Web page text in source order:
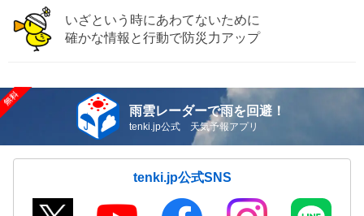
いざという時にあわてないために
確かな情報と行動で防災力アップ
雨雲レーダーで雨を回避！
tenki.jp公式 天気予報アプリ
tenki.jp公式SNS